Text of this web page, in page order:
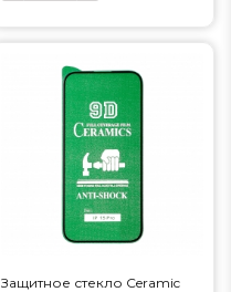
Защитное стекло Ceramic